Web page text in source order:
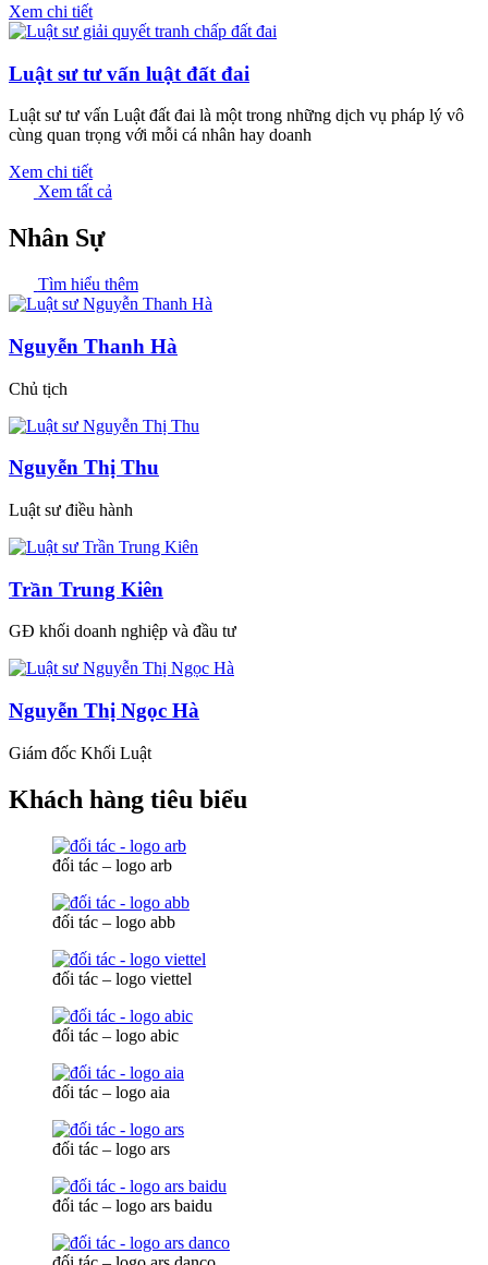
Xem chi tiết
Luật sư tư vấn luật đất đai
Luật sư tư vấn Luật đất đai là một trong những dịch vụ pháp lý vô
cùng quan trọng với mỗi cá nhân hay doanh
Xem chi tiết
Xem tất cả
Nhân Sự
Tìm hiểu thêm
Nguyễn Thanh Hà
Chủ tịch
Nguyễn Thị Thu
Luật sư điều hành
Trần Trung Kiên
GĐ khối doanh nghiệp và đầu tư
Nguyễn Thị Ngọc Hà
Giám đốc Khối Luật
Khách hàng tiêu biểu
đối tác – logo arb
đối tác – logo abb
đối tác – logo viettel
đối tác – logo abic
đối tác – logo aia
đối tác – logo ars
đối tác – logo ars baidu